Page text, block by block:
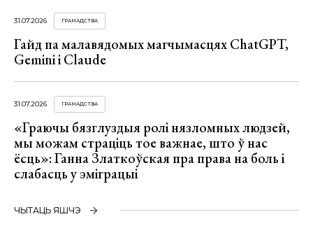
31.07.2026 ГРАМАДСТВА
Гайд па малавядомых магчымасцях ChatGPT,
Gemini і Claude
31.07.2026 ГРАМАДСТВА
«Граючы бязглуздыя ролі нязломных людзей,
мы можам страціць тое важнае, што ў нас
ёсць»: Ганна Златкоўская пра права на боль і
слабасць у эміграцыі
ЧЫТАЦЬ ЯШЧЭ